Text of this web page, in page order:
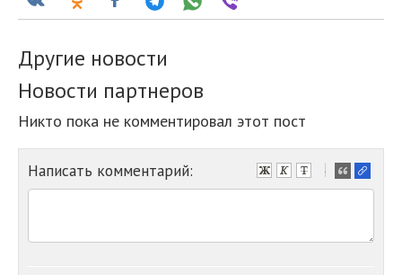
Другие новости
Новости партнеров
Никто пока не комментировал этот пост
Написать комментарий:
-
-
-